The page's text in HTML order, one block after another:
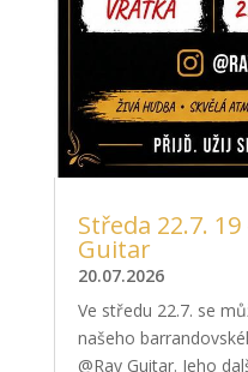
Středa 22.7.
Guitar
20.07.2026
Ve středu 22.7. se
našeho
@Ray Guitar. Jeho